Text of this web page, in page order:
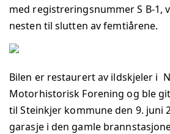
med registreringsnummer S B-1,
nesten til slutten av femtiårene.
Bilen er restaurert av ildskjeler i
Motorhistorisk Forening og ble
til Steinkjer kommune den 9. juni
garasje i den gamle